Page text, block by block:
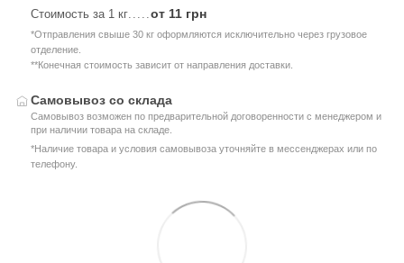
Стоимость за 1 кг от 11 грн
*Отправления свыше 30 кг оформляются исключительно через грузовое
отделение.
**Конечная стоимость зависит от направления доставки.
Самовывоз со склада
Самовывоз возможен по предварительной договоренности с менеджером и
при наличии товара на складе.
*Наличие товара и условия самовывоза уточняйте в мессенджерах или по
телефону.